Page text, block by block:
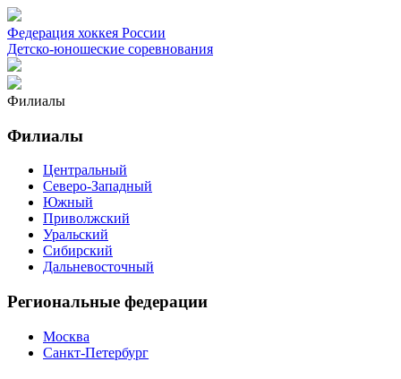
Федерация хоккея России
Детско-юношеские соревнования
Филиалы
Филиалы
Центральный
Северо-Западный
Южный
Приволжский
Уральский
Сибирский
Дальневосточный
Региональные федерации
Москва
Санкт-Петербург